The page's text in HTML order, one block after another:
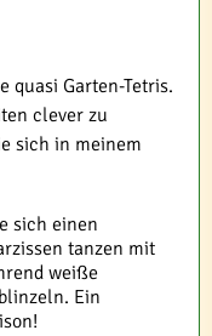
quasi Garten-Tetris.
clever zu
sich in meinem
sich einen
tanzen mit
weiße
Ein